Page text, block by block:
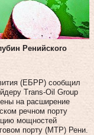
Ренийского
(ЕБРР) сообщил
Trans-Oil Group
на расширение
речном порту
мощностей
порту (МТР) Рени.